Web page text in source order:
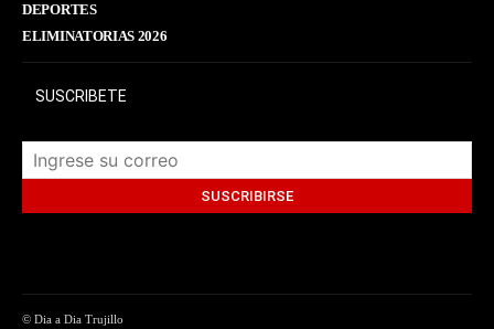
DEPORTES
ELIMINATORIAS 2026
SUSCRIBETE
© Dia a Dia Trujillo